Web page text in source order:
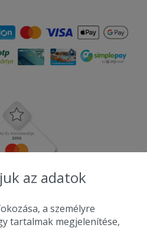
az adatok
a személyre
tartalmak megjelenítése,